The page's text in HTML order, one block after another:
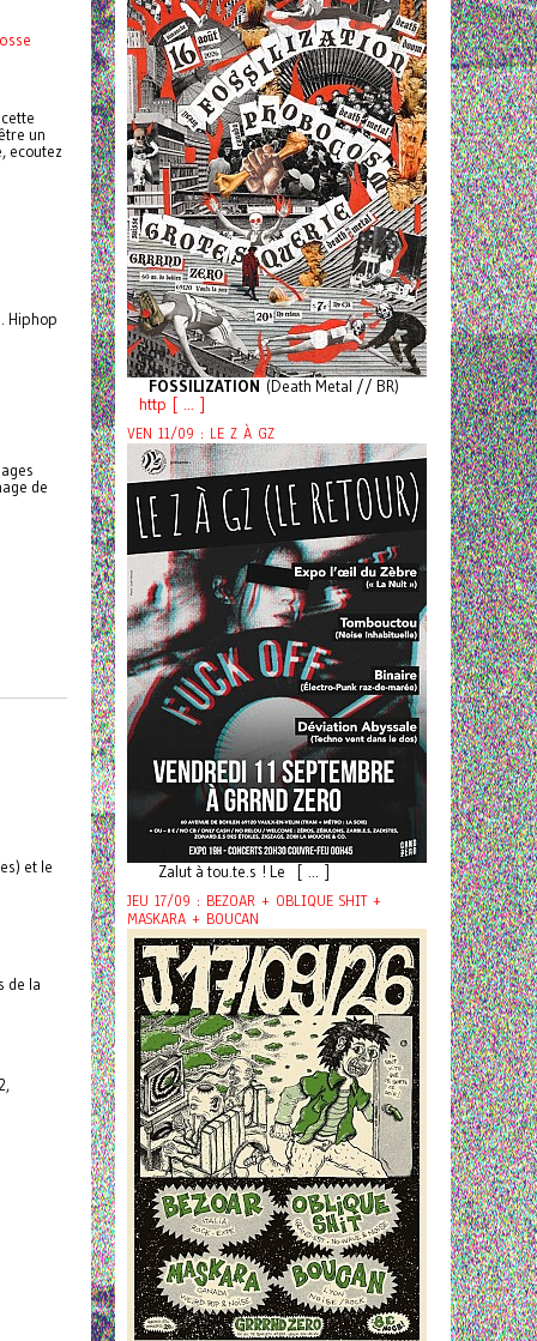
un
ecoutez
Hiphop
de
et le
de la
FOSSILIZATION (Death Metal // BR)
http [ ... ]
VEN 11/09 : LE Z À GZ
Zalut à tou.te.s ! Le [ ... ]
JEU 17/09 : BEZOAR + OBLIQUE SHIT +
MASKARA + BOUCAN